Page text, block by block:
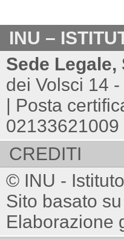
INU –
Sede
dei Volsci 14
| Posta
02133621009
CREDITI
© INU -
Sito basato su
Elaborazione